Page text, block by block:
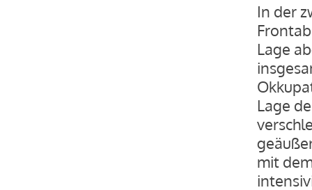
In der
Lage
Lage
mit